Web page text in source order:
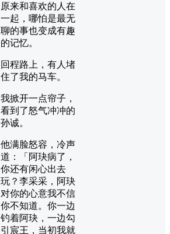
原来和喜欢的人在
一起，哪怕是最无
聊的事也变成有趣
的记忆。
回程路上，有人堵
住了我的马车。
我掀开一点帘子，
看到了怒气冲冲的
孙诚。
他满脸怒容，冷声
道：「阿玦病了，
你还有闲心出去
玩？李采采，阿玦
对你的心意我不信
你不知道。你一边
钓着阿玦，一边勾
引宸王，当初我就